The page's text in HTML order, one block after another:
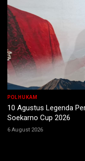
POLHUKAM
10 Agustus Legenda
Soekarno Cup 2026
6 August 2026